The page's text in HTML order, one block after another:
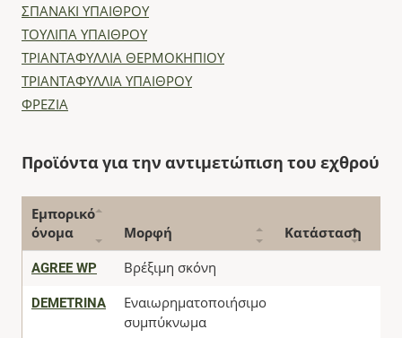
ΣΠΑΝΑΚΙ ΥΠΑΙΘΡΟΥ
ΤΟΥΛΙΠΑ ΥΠΑΙΘΡΟΥ
ΤΡΙΑΝΤΑΦΥΛΛΙΑ ΘΕΡΜΟΚΗΠΙΟΥ
ΤΡΙΑΝΤΑΦΥΛΛΙΑ ΥΠΑΙΘΡΟΥ
ΦΡΕΖΙΑ
Προϊόντα για την αντιμετώπιση του εχθρού
Εμπορικό
όνομα
Μορφή Κατάσταση
AGREE WP Βρέξιμη σκόνη
DEMETRINA
Εναιωρηματοποιήσιμο
συμπύκνωμα